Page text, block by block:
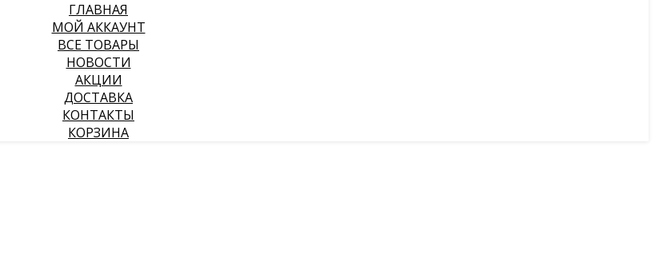
ГЛАВНАЯ
МОЙ АККАУНТ
ВСЕ ТОВАРЫ
НОВОСТИ
АКЦИИ
ДОСТАВКА
КОНТАКТЫ
КОРЗИНА